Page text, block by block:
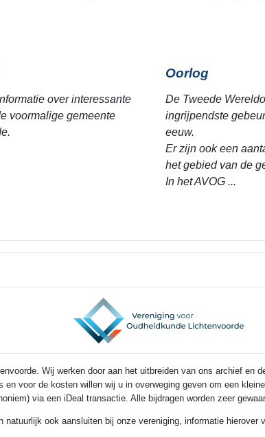
over interessante
voormalige gemeente
Oorlog
De Tweede
ingrijpendste
eeuw.
Er zijn ook een
het gebied van de
In het AVOG ...
Wij werken door aan het uitbreiden van ons archief en
voor de kosten willen wij u in overweging geven om een
via een iDeal transactie. Alle bijdragen worden zeer
natuurlijk ook aansluiten bij onze vereniging, informatie hierover